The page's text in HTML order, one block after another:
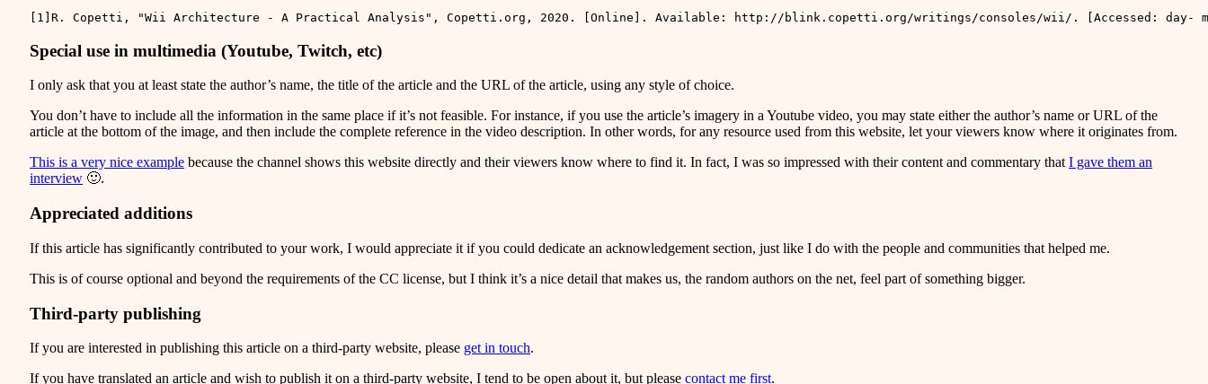
Special use in multimedia (Youtube, Twitch, etc)
I only ask that you at least state the author’s name, the title of the article and the URL of the article, using any style of choice.
You don’t have to include all the information in the same place if it’s not feasible. For instance, if you use the article’s imagery in a Youtube video, you may state either the author’s name or URL of the
article at the bottom of the image, and then include the complete reference in the video description. In other words, for any resource used from this website, let your viewers know where it originates from.
This is a very nice example because the channel shows this website directly and their viewers know where to find it. In fact, I was so impressed with their content and commentary thatI gave them an
interview 🙂.
Appreciated additions
If this article has significantly contributed to your work, I would appreciate it if you could dedicate an acknowledgement section, just like I do with the people and communities that helped me.
This is of course optional and beyond the requirements of the CC license, but I think it’s a nice detail that makes us, the random authors on the net, feel part of something bigger.
Third-party publishing
If you are interested in publishing this article on a third-party website, please get in touch.
If you have translated an article and wish to publish it on a third-party website, I tend to be open about it, but please contact me first.